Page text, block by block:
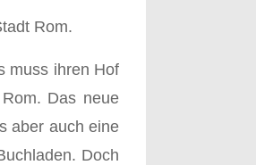
Rom.
muss ihren Hof
Das neue
aber auch eine
Doch